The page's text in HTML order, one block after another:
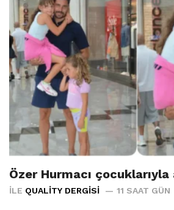
Özer Hurmacı çocuklarıyla
İLE QUALITY DERGISI 11 SAAT GÜN